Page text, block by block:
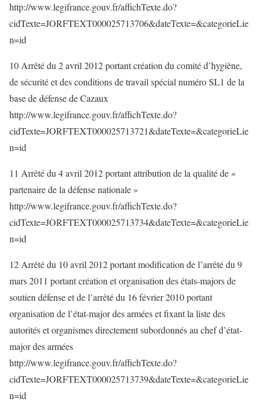
http://www.legifrance.gouv.fr/affichTexte.do?
cidTexte=JORFTEXT000025713706&dateTexte=&categorieLie
n=id
10 Arrêté du 2 avril 2012 portant création du comité d’hygiène,
de sécurité et des conditions de travail spécial numéro SL1 de la
base de défense de Cazaux
http://www.legifrance.gouv.fr/affichTexte.do?
cidTexte=JORFTEXT000025713721&dateTexte=&categorieLie
n=id
11 Arrêté du 4 avril 2012 portant attribution de la qualité de «
partenaire de la défense nationale »
http://www.legifrance.gouv.fr/affichTexte.do?
cidTexte=JORFTEXT000025713734&dateTexte=&categorieLie
n=id
12 Arrêté du 10 avril 2012 portant modification de l’arrêté du 9
mars 2011 portant création et organisation des états-majors de
soutien défense et de l’arrêté du 16 février 2010 portant
organisation de l’état-major des armées et fixant la liste des
autorités et organismes directement subordonnés au chef d’état-
major des armées
http://www.legifrance.gouv.fr/affichTexte.do?
cidTexte=JORFTEXT000025713739&dateTexte=&categorieLie
n=id